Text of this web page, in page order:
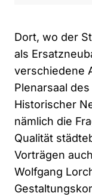
Dort, wo der
als
verschiedene
Plenarsaal
Historischer
nämlich die
Qualität
Vorträgen
Wolfgang